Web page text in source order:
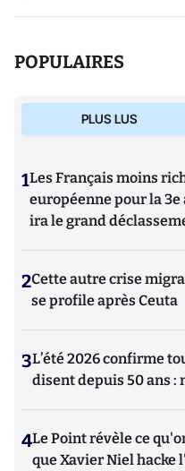
POPULAIRES
PLUS LUS
1Les Français moins
européenne pour la
ira le grand
2Cette autre crise
se profile après Ceuta
3L’été 2026 confirme
disent depuis 50 ans :
4Le Point révèle ce
que Xavier Niel hacke